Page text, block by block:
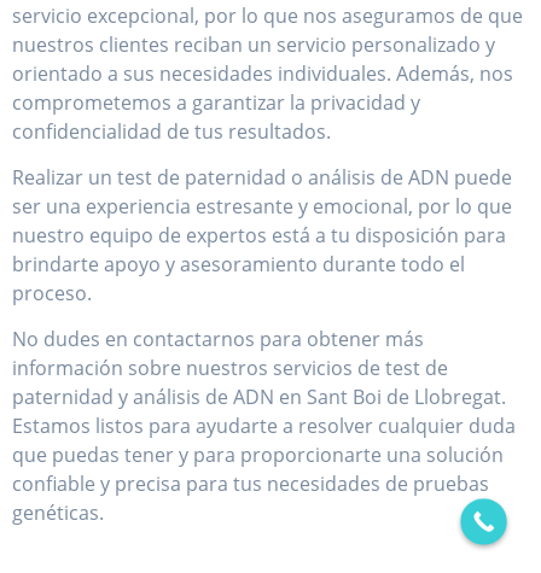
servicio excepcional, por lo que nos aseguramos de que
nuestros clientes reciban un servicio personalizado y
orientado a sus necesidades individuales. Además, nos
comprometemos a garantizar la privacidad y
confidencialidad de tus resultados.
Realizar un test de paternidad o análisis de ADN puede
ser una experiencia estresante y emocional, por lo que
nuestro equipo de expertos está a tu disposición para
brindarte apoyo y asesoramiento durante todo el
proceso.
No dudes en contactarnos para obtener más
información sobre nuestros servicios de test de
paternidad y análisis de ADN en Sant Boi de Llobregat.
Estamos listos para ayudarte a resolver cualquier duda
que puedas tener y para proporcionarte una solución
confiable y precisa para tus necesidades de pruebas
genéticas.